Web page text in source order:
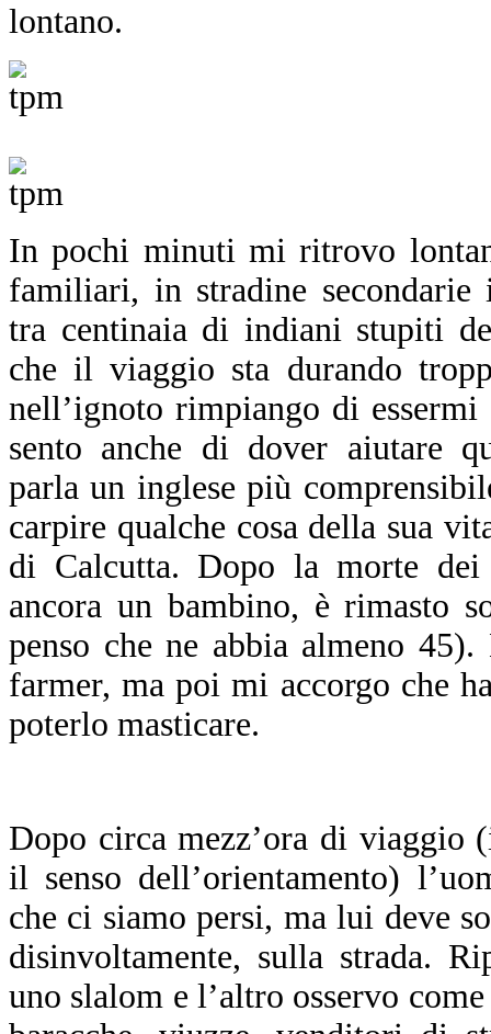
lontano.
In pochi minuti mi ritrovo
familiari, in stradine secondarie
tra centinaia di indiani stupiti
che il viaggio sta durando
nell’ignoto rimpiango di
sento anche di dover aiutare
parla un inglese più
carpire qualche cosa della sua
di Calcutta. Dopo la morte
ancora un bambino, è rimasto
penso che ne abbia almeno
farmer, ma poi mi accorgo che
poterlo masticare.
Dopo circa mezz’ora di viaggio
il senso dell’orientamento)
che ci siamo persi, ma lui deve
disinvoltamente, sulla strada.
uno slalom e l’altro osservo